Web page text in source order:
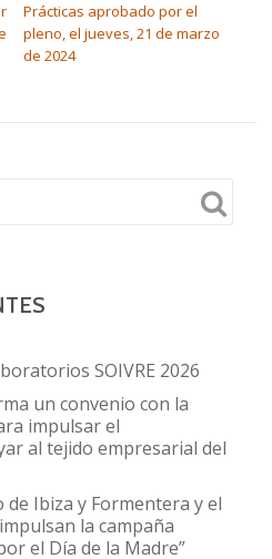
Prácticas aprobado por el
pleno, el jueves, 21 de marzo
de 2024
SOIVRE 2026
un convenio con la
impulsar el
al tejido empresarial del
de Ibiza y Formentera y el
la campaña
el Día de la Madre”